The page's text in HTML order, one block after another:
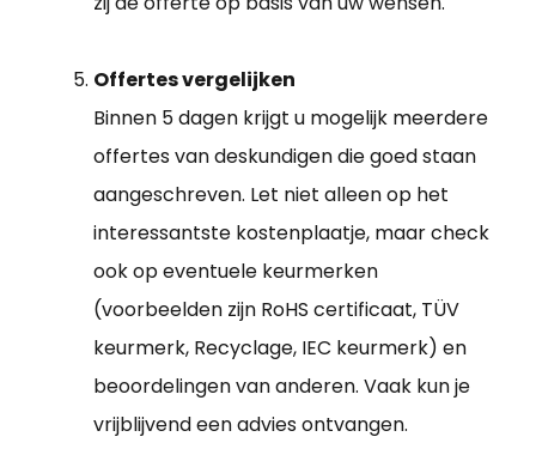
Offertes vergelijken
Binnen 5 dagen krijgt u mogelijk meerdere
offertes van deskundigen die goed staan
aangeschreven. Let niet alleen op het
interessantste kostenplaatje, maar check
ook op eventuele keurmerken
(voorbeelden zijn RoHS certificaat, TÜV
keurmerk, Recyclage, IEC keurmerk) en
beoordelingen van anderen. Vaak kun je
vrijblijvend een advies ontvangen.